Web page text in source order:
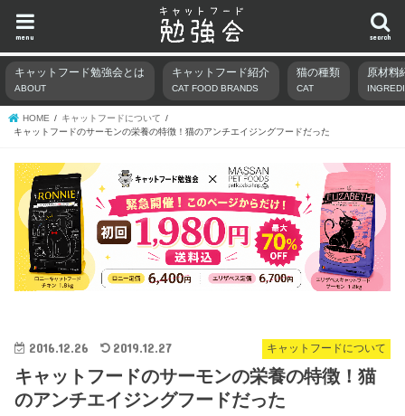
search
menu
キャットフード勉強会とは
ABOUT
キャットフード紹介
CAT FOOD BRANDS
猫の種類
CAT
原材料
HOME
キャットフードについて
キャットフードのサーモンの栄養の特徴！猫のアンチエイジングフードだった
キャットフードについて
2016.12.26 2019.12.27
キャットフードのサーモンの栄養の特徴！猫
のアンチエイジングフードだった